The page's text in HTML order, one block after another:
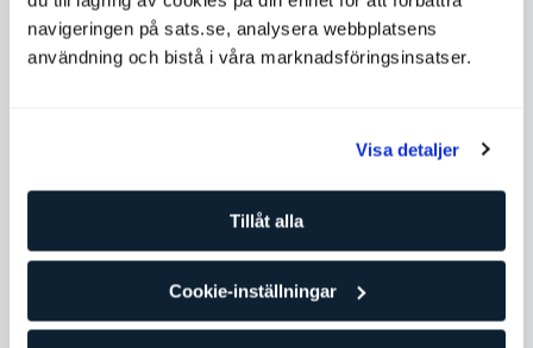
navigeringen på sats.se, analysera webbplatsens
användning och bistå i våra marknadsföringsinsatser.
Visa detaljer
Tillåt alla
Cookie-inställningar
fördelar. Samtidigt kan det vara svårt att komma igång
- och fortsätta - med våra nya, goda vanor. Vi tog oss
ett snack med medlemmen Louise Tennevall för att